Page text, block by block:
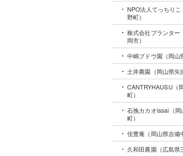
NPO法人てっちり
野町）
株式会社プランター
岡市）
中嶋ブドウ園（岡山
土井農園（岡山県矢
CANTRYHAUSU（
町）
石挽カカオissai（岡
町）
佳豊庵（岡山県吉備
久和田農園（広島県